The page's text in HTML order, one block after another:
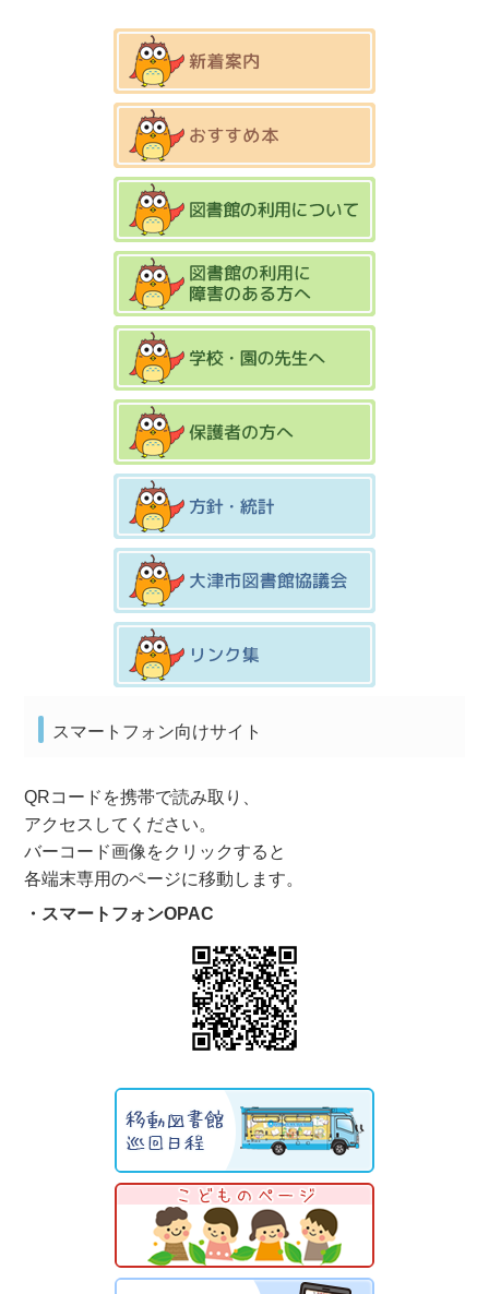
スマートフォン向けサイト
QRコードを携帯で読み取り、
アクセスしてください。
バーコード画像をクリックすると
各端末専用のページに移動します。
・スマートフォンOPAC